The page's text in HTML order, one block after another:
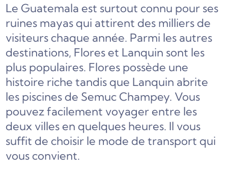
Le Guatemala est surtout connu pour ses
ruines mayas qui attirent des milliers de
visiteurs chaque année. Parmi les autres
destinations, Flores et Lanquin sont les
plus populaires. Flores possède une
histoire riche tandis que Lanquin abrite
les piscines de Semuc Champey. Vous
pouvez facilement voyager entre les
deux villes en quelques heures. Il vous
suffit de choisir le mode de transport qui
vous convient.